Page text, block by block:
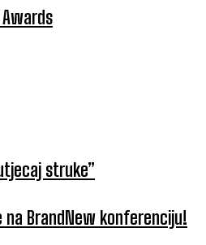
struke”
BrandNew konferenciju!